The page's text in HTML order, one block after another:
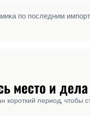
по последним
место и дела
короткий период, чтобы